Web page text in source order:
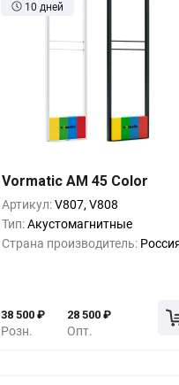
10 дней
Vormatic AM 45 Color
Артикул:V807, V808
Тип:Акустомагнитные
Страна производитель:
Розн.
38 500 ₽
Опт.
28 500 ₽
1+ 0%
32 500